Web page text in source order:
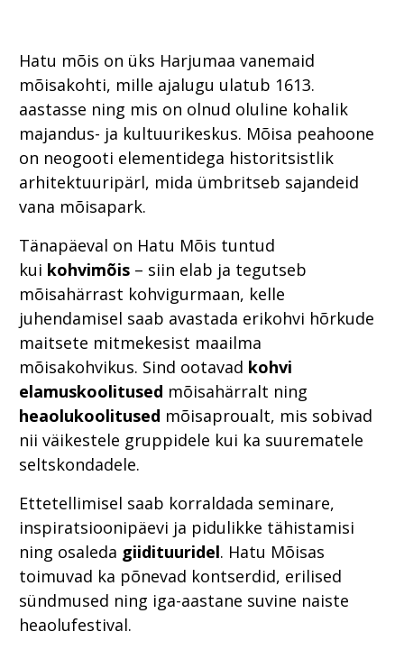
Hatu mõis on üks Harjumaa vanemaid
mõisakohti, mille ajalugu ulatub 1613.
aastasse ning mis on olnud oluline kohalik
majandus- ja kultuurikeskus. Mõisa peahoone
on neogooti elementidega historitsistlik
arhitektuuripärl, mida ümbritseb sajandeid
vana mõisapark.
Tänapäeval on Hatu Mõis tuntud
kui kohvimõis – siin elab ja tegutseb
mõisahärrast kohvigurmaan, kelle
juhendamisel saab avastada erikohvi hõrkude
maitsete mitmekesist maailma
mõisakohvikus. Sind ootavad kohvi
elamuskoolitused mõisahärralt ning
heaolukoolitused mõisaproualt, mis sobivad
nii väikestele gruppidele kui ka suurematele
seltskondadele.
Ettetellimisel saab korraldada seminare,
inspiratsioonipäevi ja pidulikke tähistamisi
ning osaleda giidituuridel. Hatu Mõisas
toimuvad ka põnevad kontserdid, erilised
sündmused ning iga-aastane suvine naiste
heaolufestival.